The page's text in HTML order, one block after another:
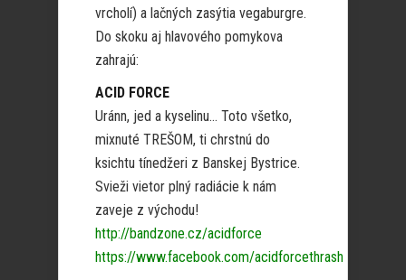
vrcholí) a lačných zasýtia vegaburgre.
Do skoku aj hlavového pomykova
zahrajú:
ACID FORCE
Uránn, jed a kyselinu… Toto všetko,
mixnuté TREŠOM, ti chrstnú do
ksichtu tínedžeri z Banskej Bystrice.
Svieži vietor plný radiácie k nám
zaveje z východu!
http://bandzone.cz/acidforce
https://www.facebook.com/acidforcethrash